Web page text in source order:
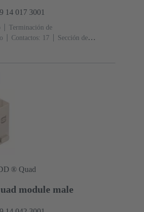
14 017 3001
Terminación de
Contactos: 17
Sección de
® Quad
module male